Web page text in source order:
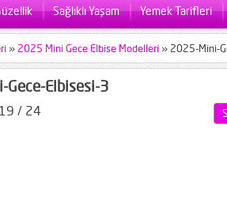
Sağlıklı Yaşam Yemek Tarifleri
» 2025 Mini Gece Elbise Modelleri » 2025-Mini-
Elbisesi-3
19 / 24